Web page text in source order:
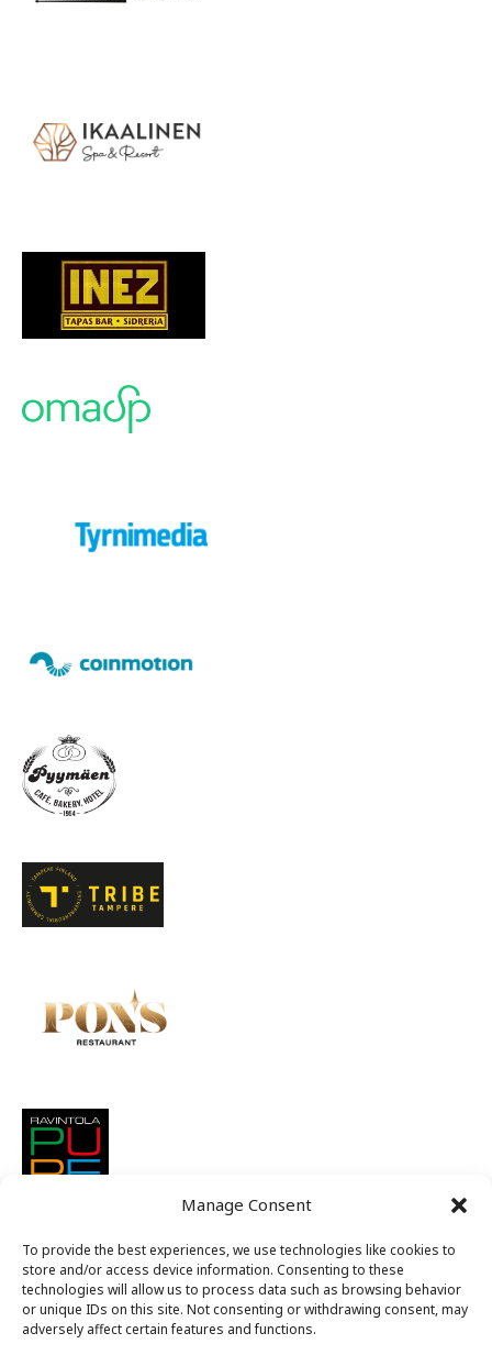
Manage Consent
To provide the best experiences, we use technologies like cookies to
store and/or access device information. Consenting to these
technologies will allow us to process data such as browsing behavior
or unique IDs on this site. Not consenting or withdrawing consent, may
adversely affect certain features and functions.